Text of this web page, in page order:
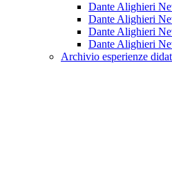
Dante Alighieri
Dante Alighieri
Dante Alighieri
Dante Alighieri
Archivio esperienze